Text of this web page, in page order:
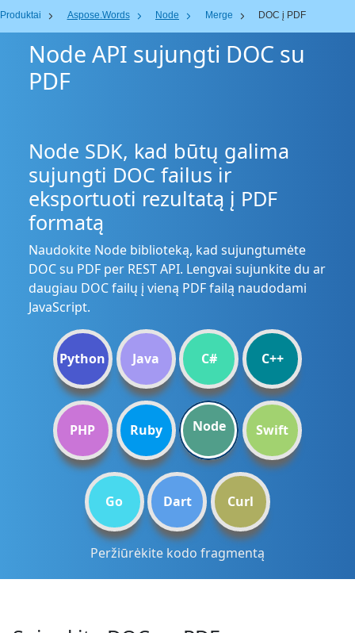
Produktai Aspose.Words Node Merge DOC į PDF
Node API sujungti DOC su
PDF
Node SDK, kad būtų galima
sujungti DOC failus ir
eksportuoti rezultatą į PDF
formatą
Naudokite Node biblioteką, kad sujungtumėte
DOC su PDF per REST API. Lengvai sujunkite du ar
daugiau DOC failų į vieną PDF failą naudodami
JavaScript.
Python Java C# C++
PHP Ruby Node Swift
Go Dart Curl
Peržiūrėkite kodo fragmentą